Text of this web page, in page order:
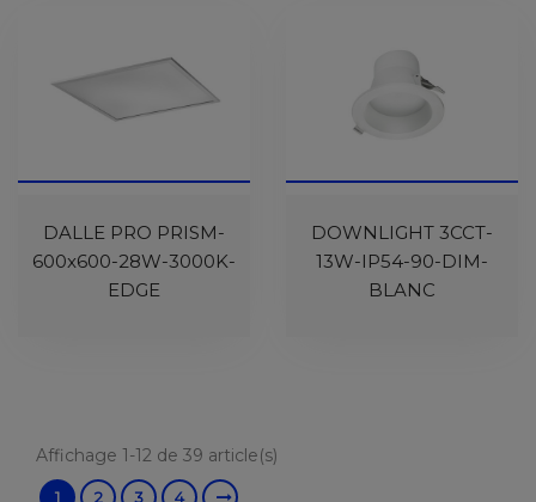
DALLE PRO PRISM-
600x600-28W-3000K-
EDGE
DOWNLIGHT 3CCT-
13W-IP54-90-DIM-
BLANC
Affichage 1-12 de 39 article(s)
1 2 3 4